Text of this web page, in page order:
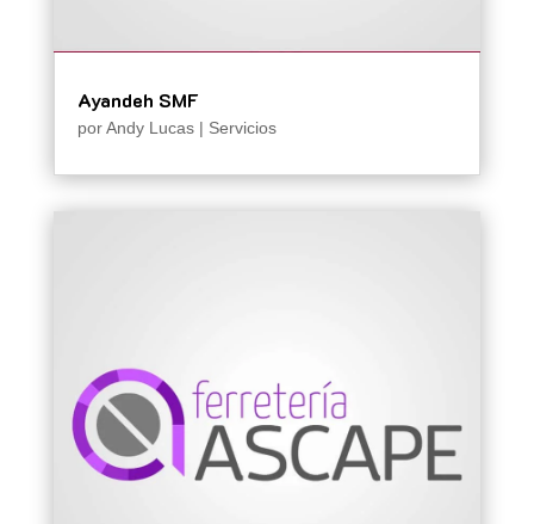
Ayandeh SMF
porAndy Lucas| Servicios